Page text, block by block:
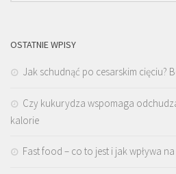
OSTATNIE WPISY
Jak schudnąć po cesarskim cięciu?
Czy kukurydza wspomaga
kalorie
Fast food – co to jest i jak wpływa